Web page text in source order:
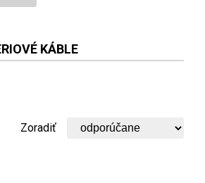
KÁBLE
Zoradiť